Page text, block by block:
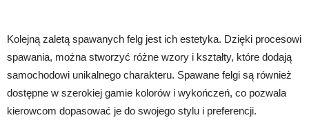
Kolejną zaletą spawanych felg jest ich estetyka. Dzięki procesowi
spawania, można stworzyć różne wzory i kształty, które dodają
samochodowi unikalnego charakteru. Spawane felgi są również
dostępne w szerokiej gamie kolorów i wykończeń, co pozwala
kierowcom dopasować je do swojego stylu i preferencji.